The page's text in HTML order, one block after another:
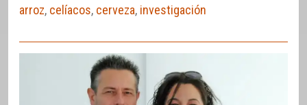
arroz, celíacos, cerveza, investigación